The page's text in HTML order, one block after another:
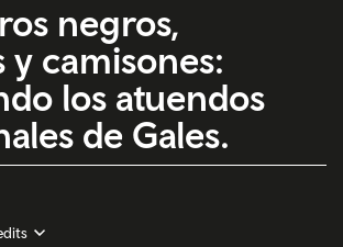
negros,
y camisones:
los atuendos
de Gales.